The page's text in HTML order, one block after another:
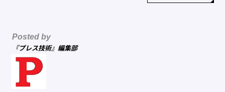
Posted by
『プレス技術』編集部